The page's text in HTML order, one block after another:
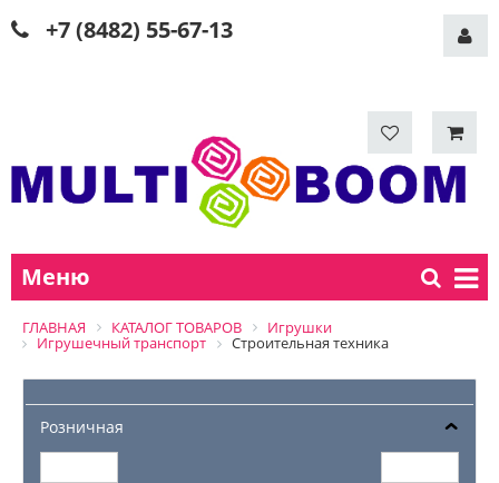
+7 (8482) 55-67-13
Меню
ГЛАВНАЯ КАТАЛОГ ТОВАРОВ
Игрушки
Игрушечный транспорт
Строительная техника
Розничная